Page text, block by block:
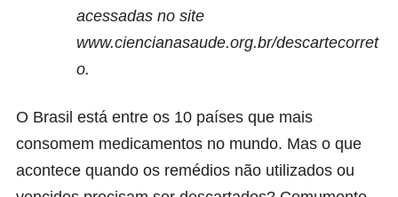
acessadas no site
www.ciencianasaude.org.br/descartecorret
o.
O Brasil está entre os 10 países que mais
consomem medicamentos no mundo. Mas o que
acontece quando os remédios não utilizados ou